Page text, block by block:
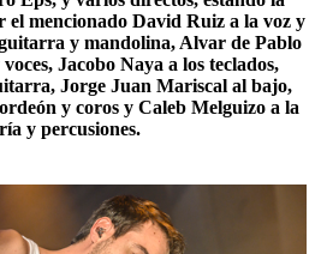
el mencionado David Ruiz a la voz y
y mandolina, Alvar de Pablo
Jacobo Naya a los teclados,
Jorge Juan Mariscal al bajo,
y coros y Caleb Melguizo a la
y percusiones.